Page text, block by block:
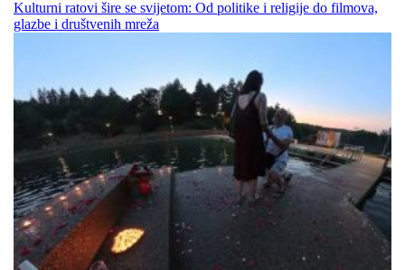
Kulturni ratovi šire se svijetom: Od politike i religije do filmova,
glazbe i društvenih mreža